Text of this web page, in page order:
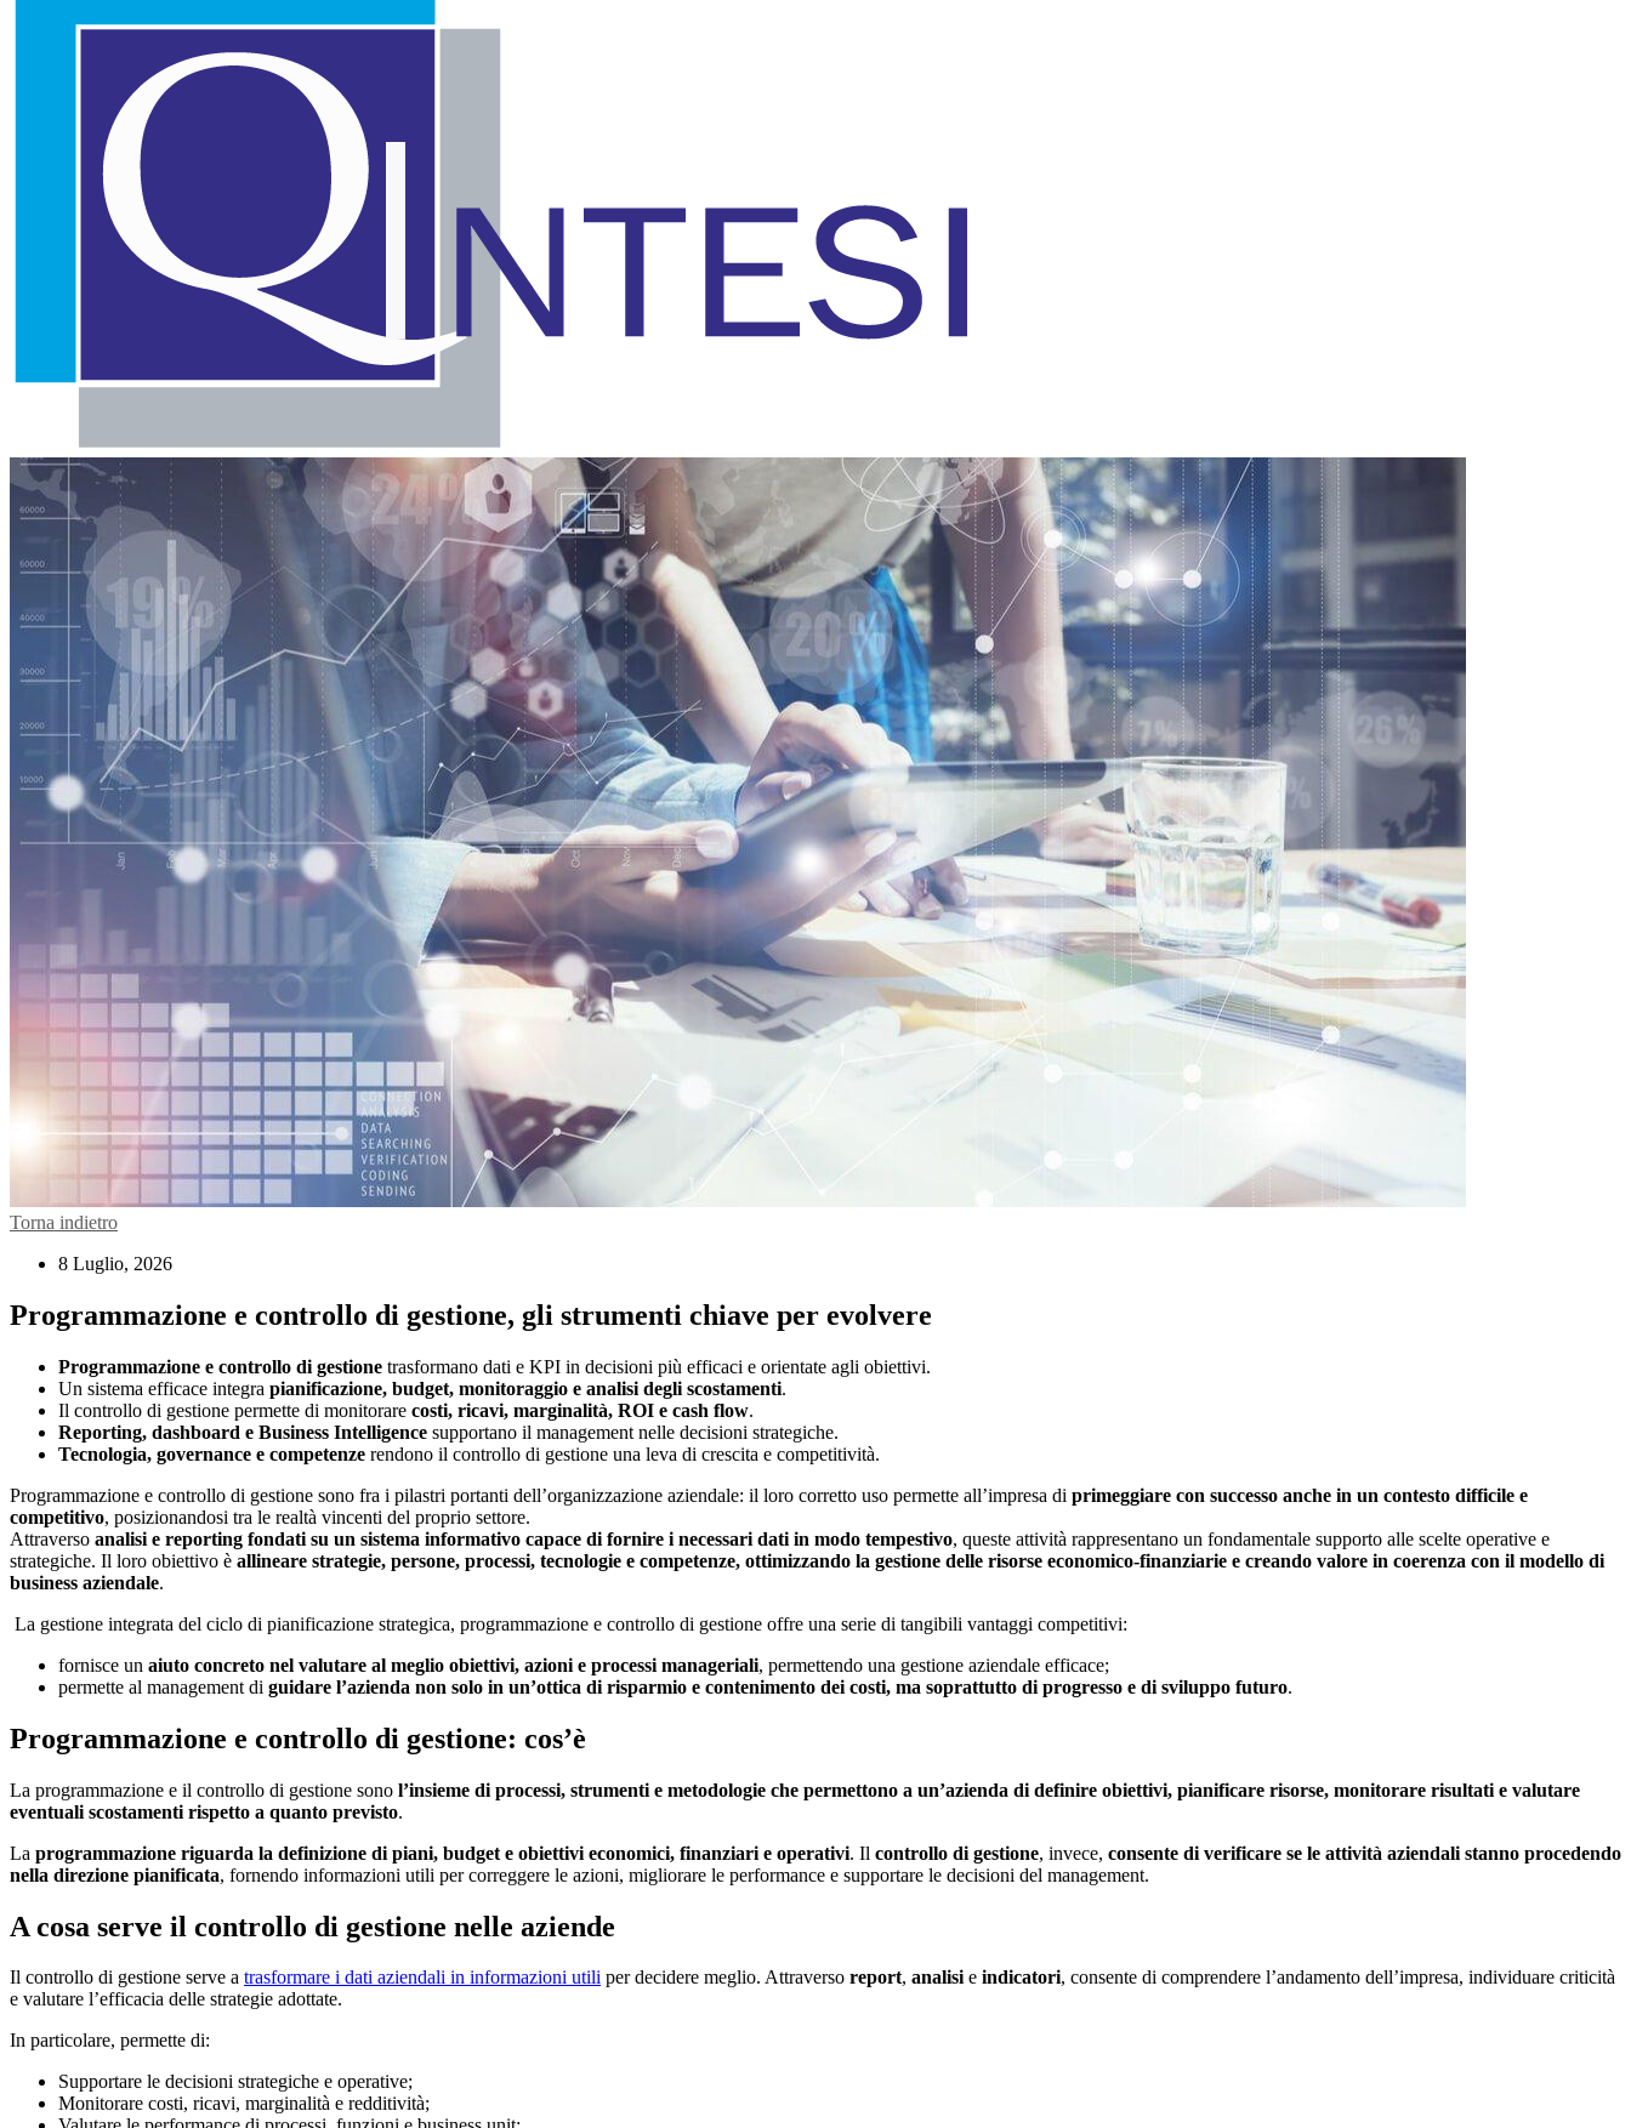
Torna indietro
8 Luglio, 2026
Programmazione e controllo di gestione, gli strumenti chiave per evolvere
Programmazione e controllo di gestione trasformano dati e KPI in decisioni più efficaci e orientate agli obiettivi.
Un sistema efficace integra pianificazione, budget, monitoraggio e analisi degli scostamenti.
Il controllo di gestione permette di monitorare costi, ricavi, marginalità, ROI e cash flow.
Reporting, dashboard e Business Intelligence supportano il management nelle decisioni strategiche.
Tecnologia, governance e competenze rendono il controllo di gestione una leva di crescita e competitività.
Programmazione e controllo di gestione sono fra i pilastri portanti dell’organizzazione aziendale: il loro corretto uso permette all’impresa di primeggiare con successo anche in un contesto difficile e
competitivo, posizionandosi tra le realtà vincenti del proprio settore.
Attraverso analisi e reporting fondati su un sistema informativo capace di fornire i necessari dati in modo tempestivo, queste attività rappresentano un fondamentale supporto alle scelte operative e
strategiche. Il loro obiettivo è allineare strategie, persone, processi, tecnologie e competenze, ottimizzando la gestione delle risorse economico-finanziarie e creando valore in coerenza con il modello di
business aziendale.
La gestione integrata del ciclo di pianificazione strategica, programmazione e controllo di gestione offre una serie di tangibili vantaggi competitivi:
fornisce un aiuto concreto nel valutare al meglio obiettivi, azioni e processi manageriali, permettendo una gestione aziendale efficace;
permette al management di guidare l’azienda non solo in un’ottica di risparmio e contenimento dei costi, ma soprattutto di progresso e di sviluppo futuro.
Programmazione e controllo di gestione: cos’è
La programmazione e il controllo di gestione sono l’insieme di processi, strumenti e metodologie che permettono a un’azienda di definire obiettivi, pianificare risorse, monitorare risultati e valutare
eventuali scostamenti rispetto a quanto previsto.
La programmazione riguarda la definizione di piani, budget e obiettivi economici, finanziari e operativi. Il controllo di gestione, invece, consente di verificare se le attività aziendali stanno procedendo
nella direzione pianificata, fornendo informazioni utili per correggere le azioni, migliorare le performance e supportare le decisioni del management.
A cosa serve il controllo di gestione nelle aziende
Il controllo di gestione serve a trasformare i dati aziendali in informazioni utili per decidere meglio. Attraverso report, analisie indicatori, consente di comprendere l’andamento dell’impresa, individuare criticità
e valutare l’efficacia delle strategie adottate.
In particolare, permette di:
Supportare le decisioni strategiche e operative;
Monitorare costi, ricavi, marginalità e redditività;